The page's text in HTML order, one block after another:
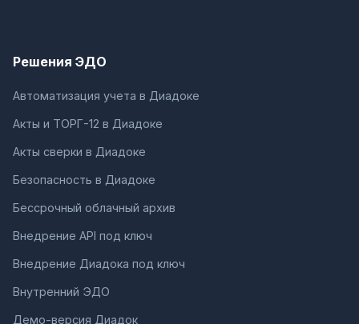
Решения ЭДО
Автоматизация учета в Диадоке
Акты и ТОРГ-12 в Диадоке
Акты сверки в Диадоке
Безопасность в Диадоке
Бессрочный облачный архив
Внедрение API под ключ
Внедрение Диадока под ключ
Внутренний ЭДО
Демо-версия Диадок